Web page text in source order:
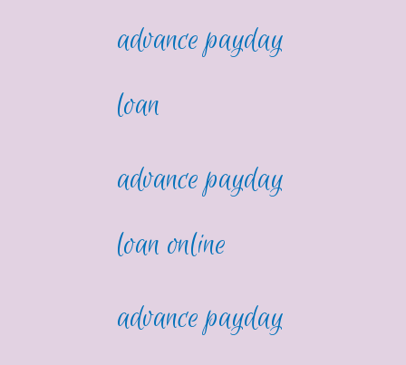
advance payday
loan
advance payday
loan online
advance payday